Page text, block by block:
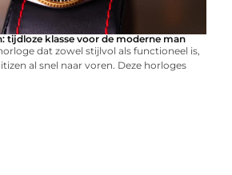
tijdloze klasse voor de moderne man
dat zowel stijlvol als functioneel is,
al snel naar voren. Deze horloges